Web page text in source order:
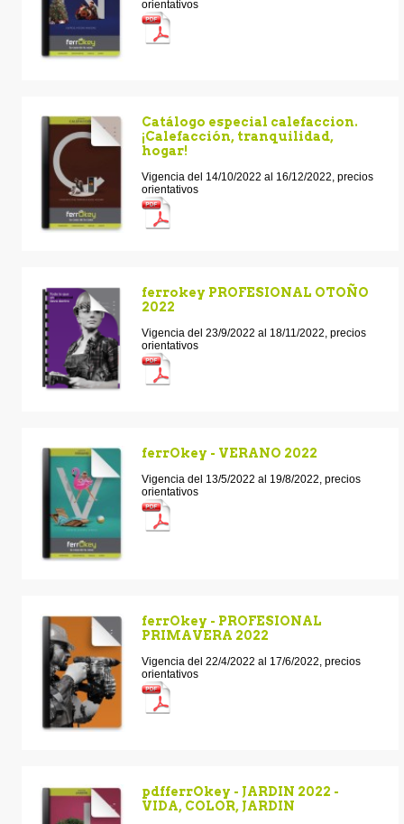
orientativos
Catálogo especial calefaccion.
¡Calefacción, tranquilidad,
hogar!
Vigencia del 14/10/2022 al 16/12/2022, precios
orientativos
ferrokey PROFESIONAL OTOÑO
2022
Vigencia del 23/9/2022 al 18/11/2022, precios
orientativos
ferrOkey - VERANO 2022
Vigencia del 13/5/2022 al 19/8/2022, precios
orientativos
ferrOkey - PROFESIONAL
PRIMAVERA 2022
Vigencia del 22/4/2022 al 17/6/2022, precios
orientativos
pdfferrOkey - JARDIN 2022 -
VIDA, COLOR, JARDIN